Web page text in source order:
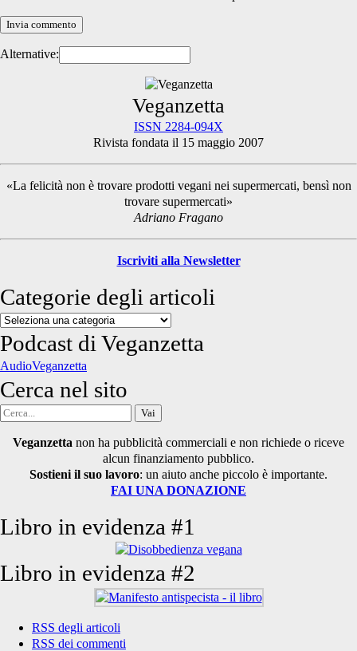
Alternative:
Sidebar
Veganzetta
ISSN 2284-094X
Rivista fondata il 15 maggio 2007
«La felicità non è trovare prodotti vegani nei supermercati, bensì non
trovare supermercati»
Adriano Fragano
Iscriviti alla Newsletter
Categorie degli articoli
Categorie
degli
articoli
Podcast di Veganzetta
AudioVeganzetta
Cerca nel sito
Cerca
Veganzetta non ha pubblicità commerciali e non richiede o riceve
alcun finanziamento pubblico.
Sostieni il suo lavoro: un aiuto anche piccolo è importante.
FAI UNA DONAZIONE
Libro in evidenza #1
Libro in evidenza #2
RSS degli articoli
RSS dei commenti